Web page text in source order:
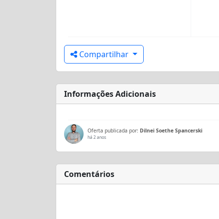
Compartilhar
Informações Adicionais
Oferta publicada por: Dilnei Soethe Spancerski
há 2 anos
Comentários